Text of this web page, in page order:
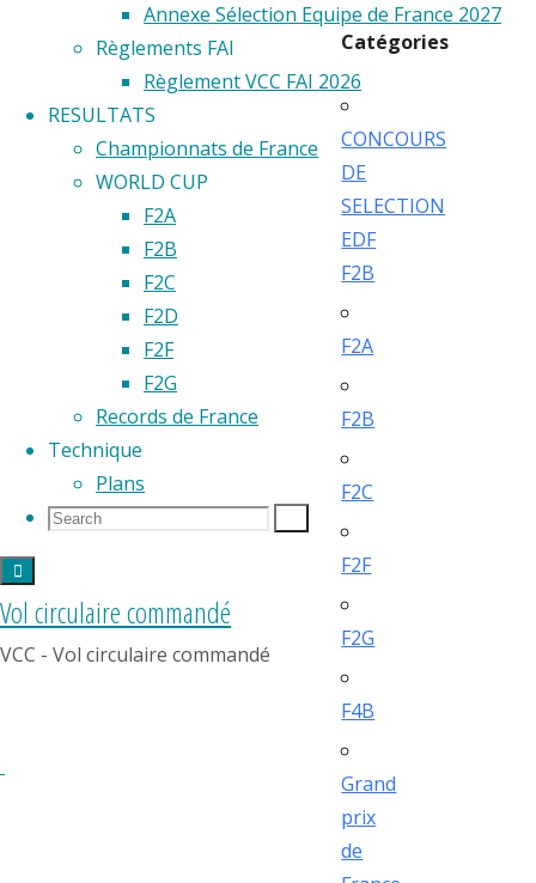
Annexe Sélection Equipe de France 2027
Règlements FAI
Règlement VCC FAI 2026
RESULTATS
Championnats de France
WORLD CUP
F2A
F2B
F2C
F2D
F2F
F2G
Records de France
Technique
Plans
Search
Search
Vol circulaire commandé
VCC - Vol circulaire commandé
Catégories
CONCOURS
DE
SELECTION
EDF
F2B
F2A
F2B
F2C
F2F
F2G
F4B
Grand
prix
de